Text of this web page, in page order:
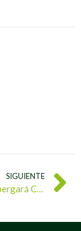
SIGUIENTE
Venezuela albergará Congreso Mundial en Defensa de la Madre Tierra en diciembre